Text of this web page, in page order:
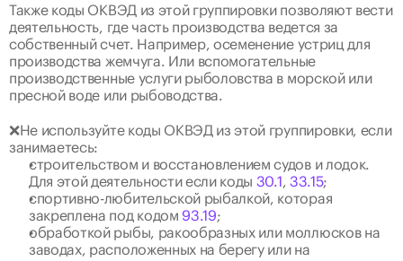
Также коды ОКВЭД из этой группировки позволяют вести
деятельность, где часть производства ведется за
собственный счет. Например, осеменение устриц для
производства жемчуга. Или вспомогательные
производственные услуги рыболовства в морской или
пресной воде или рыбоводства.
❌Не используйте коды ОКВЭД из этой группировки, если
занимаетесь:
строительством и восстановлением судов и лодок.
Для этой деятельности если коды 30.1, 33.15;
спортивно-любительской рыбалкой, которая
закреплена под кодом 93.19;
обработкой рыбы, ракообразных или моллюсков на
заводах, расположенных на берегу или на